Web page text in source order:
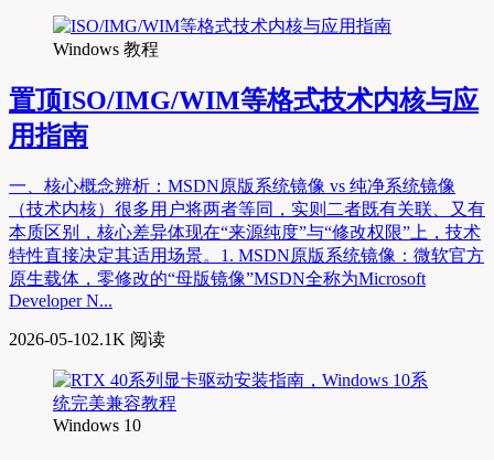
Windows 教程
置顶ISO/IMG/WIM等格式技术内核与应
用指南
一、核心概念辨析：MSDN原版系统镜像 vs 纯净系统镜像
（技术内核）很多用户将两者等同，实则二者既有关联、又有
本质区别，核心差异体现在“来源纯度”与“修改权限”上，技术
特性直接决定其适用场景。1. MSDN原版系统镜像：微软官方
原生载体，零修改的“母版镜像”MSDN全称为Microsoft
Developer N...
2026-05-102.1K 阅读
Windows 10